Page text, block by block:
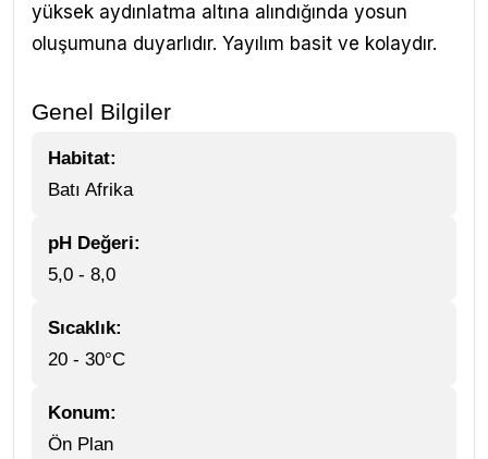
yüksek aydınlatma altına alındığında yosun
oluşumuna duyarlıdır. Yayılım basit ve kolaydır.
Genel Bilgiler
Habitat:
Batı Afrika
pH Değeri:
5,0 - 8,0
Sıcaklık:
20 - 30°C
Konum:
Ön Plan